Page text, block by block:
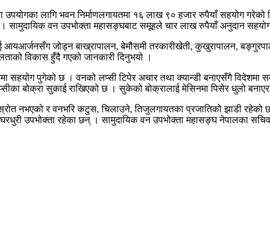
लागि भवन निर्माणलगायतमा १६ लाख ९० हजार रुपैयाँ सहयोग
वन उपभोक्ता महासङ्घबाट समूहले चार लाख रुपैयाँ अनुदान सहयोग
जोड्न बाख्रापालन, बेमौसमी तरकारीखेती, कुखुरापालन,
विकास हुँदै गएको जानकारी दिनुभयो ।
सहयोग पुगेको छ । वनको लप्सी टिपेर अचार तथा क्यान्डी बनाएसँगै
बोक्रा सुकाई राखिएको छ । सुकेको बोक्रालाई मेसिनमा पिसेर धुलो
नभएको र वनभरि कटुस, चिलाउने, तिजुलगायतका प्रजातिको झाडी
उपभोक्ता रहेका छन् । सामुदायिक वन उपभोक्ता महासङ्घ नेपालका